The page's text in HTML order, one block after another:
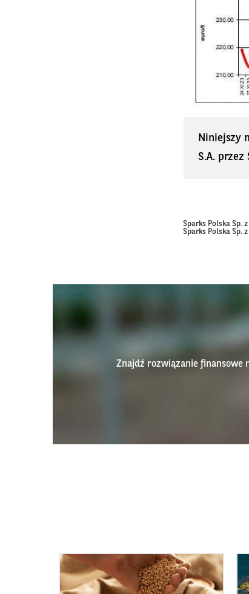
Niniejszy
S.A. przez
Sparks Polska Sp. z
Sparks Polska Sp. z
Znajdź rozwiązanie finansowe